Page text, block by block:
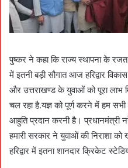
पुष्कर ने कहा कि राज्य स्थापना के
में इतनी बड़ी सौगात आज हरिद्वार
और उत्तराखण्ड के युवाओं को पूरा लाभ
चल रहा है.यज्ञ को पूर्ण करने में हम
आहुति प्रदान करनी है। प्रधानमंत्री
हमारी सरकार ने युवाओं की निराशा
हरिद्वार में इतना शानदार क्रिकेट